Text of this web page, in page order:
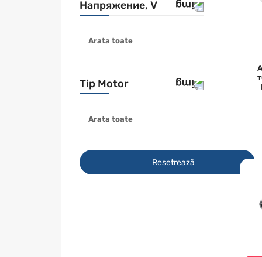
STANLEY FATMAX
Напряжение, V
18V
12V
Arata toate
Tip Motor
бесщеточный
Arata toate
Resetrează